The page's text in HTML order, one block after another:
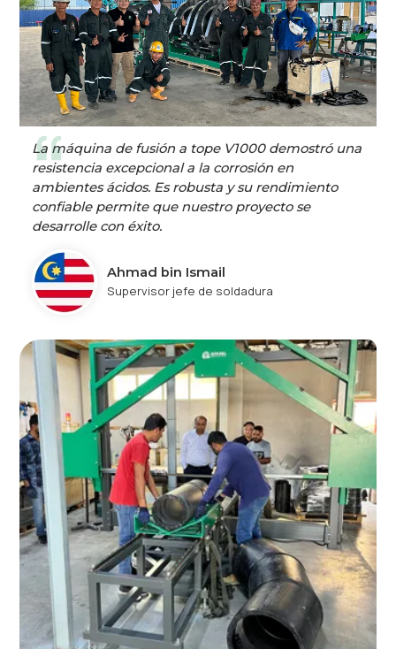
La máquina de fusión a tope V1000 demostró una
resistencia excepcional a la corrosión en
ambientes ácidos. Es robusta y su rendimiento
confiable permite que nuestro proyecto se
desarrolle con éxito.
Ahmad bin Ismail
Supervisor jefe de soldadura